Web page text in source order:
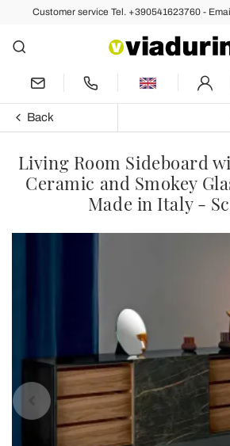
Customer service Tel. +390541623760 -
Back
Living Room Sideboard
Ceramic and Smokey
Made in Italy -